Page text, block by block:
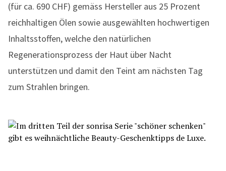
(für ca. 690 CHF) gemäss Hersteller aus 25 Prozent
reichhaltigen Ölen sowie ausgewählten hochwertigen
Inhaltsstoffen, welche den natürlichen
Regenerationsprozess der Haut über Nacht
unterstützen und damit den Teint am nächsten Tag
zum Strahlen bringen.